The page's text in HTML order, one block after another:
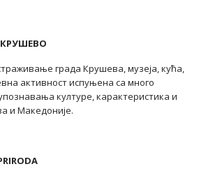
града Крушева, музеја, кућа,
активност испуњена са много
културе, карактеристика и
и Македоније.